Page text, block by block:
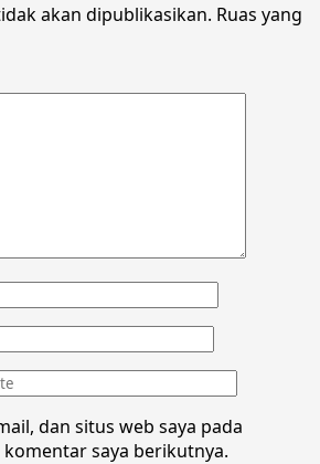
akan dipublikasikan. Ruas yang
dan situs web saya pada
saya berikutnya.